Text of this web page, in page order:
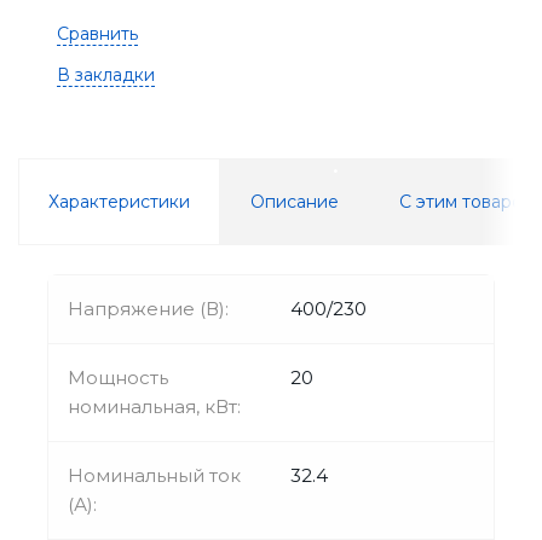
Сравнить
В закладки
Характеристики Описание С этим товаром
Напряжение (В): 400/230
Мощность
номинальная, кВт:
20
Номинальный ток
(А):
32.4